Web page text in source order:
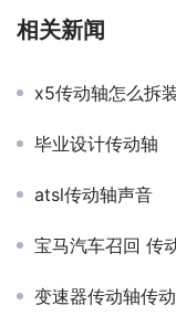
相关新闻
x5传动轴怎么拆
毕业设计传动轴
atsl传动轴声音
宝马汽车召回 传
变速器传动轴传